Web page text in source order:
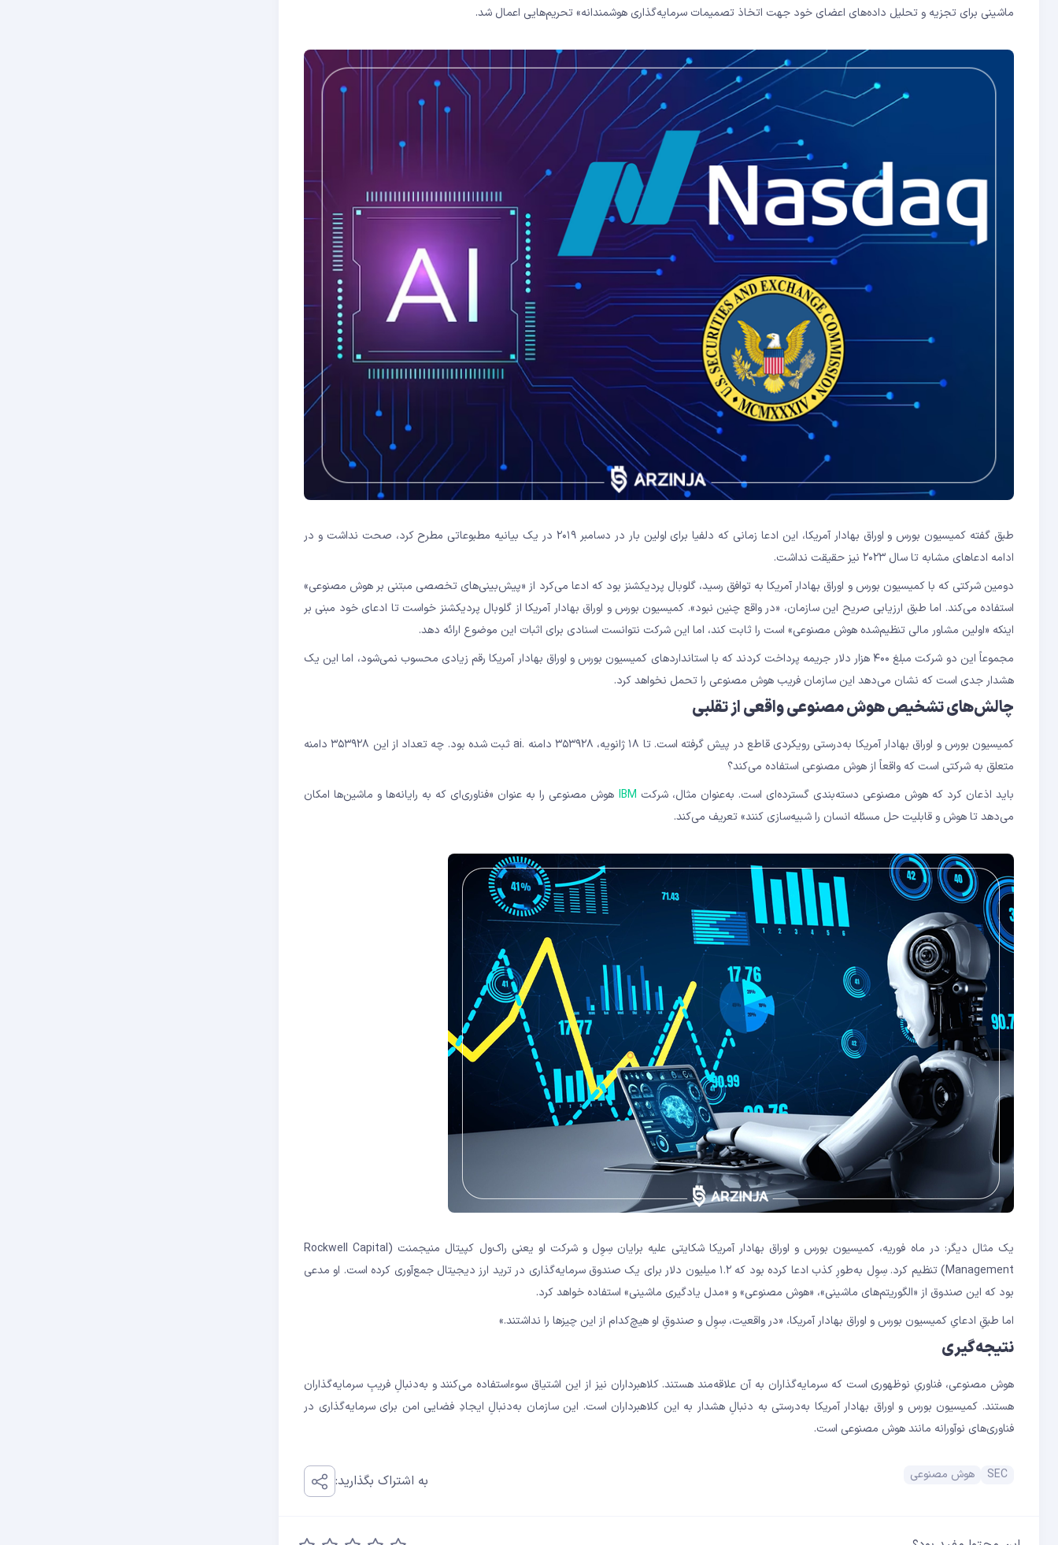
ماشینی برای تجزیه و تحلیل داده‌های اعضای خود جهت اتخاذ تصمیمات سرمایه‌گذاری هوشمندانه» تحریم‌هایی اعمال شد.
طبق گفته کمیسیون بورس و اوراق بهادار آمریکا، این ادعا زمانی که دلفیا برای اولین بار در دسامبر ۲۰۱۹ در یک بیانیه مطبوعاتی مطرح کرد، صحت نداشت و در
ادامه ادعاهای مشابه تا سال ۲۰۲۳ نیز حقیقت نداشت.
دومین شرکتی که با کمیسیون بورس و اوراق بهادار آمریکا به توافق رسید، گلوبال پردیکشنز بود که ادعا می‌کرد از «پیش‌بینی‌های تخصصی مبتنی بر هوش مصنوعی»
استفاده می‌کند. اما طبق ارزیابی صریح این سازمان، «در واقع چنین نبود». کمیسیون بورس و اوراق بهادار آمریکا از گلوبال پردیکشنز خواست تا ادعای خود مبنی بر
اینکه «اولین مشاور مالی تنظیم‌شده هوش مصنوعی» است را ثابت کند، اما این شرکت نتوانست اسنادی برای اثبات این موضوع ارائه دهد.
مجموعاً این دو شرکت مبلغ ۴۰۰ هزار دلار جریمه پرداخت کردند که با استانداردهای کمیسیون بورس و اوراق بهادار آمریکا رقم زیادی محسوب نمی‌شود، اما این یک
هشدار جدی است که نشان می‌دهد این سازمان فریب هوش مصنوعی را تحمل نخواهد کرد.
چالش‌های تشخیص هوش مصنوعی واقعی از تقلبی
کمیسیون بورس و اوراق بهادار آمریکا به‌درستی رویکردی قاطع در پیش گرفته است. تا ۱۸ ژانویه، ۳۵۳۹۲۸ دامنه .ai ثبت شده بود. چه تعداد از این ۳۵۳۹۲۸ دامنه
متعلق به شرکتی است که واقعاً از هوش مصنوعی استفاده می‌کند؟
باید اذعان کرد که هوش مصنوعی دسته‌بندی گسترده‌ای است. به‌عنوان مثال، شرکت IBM هوش مصنوعی را به عنوان «فناوری‌ای که به رایانه‌ها و ماشین‌ها امکان
می‌دهد تا هوش و قابلیت حل مسئله انسان را شبیه‌سازی کنند» تعریف می‌کند.
یک مثال دیگر: در ماه فوریه، کمیسیون بورس و اوراق بهادار آمریکا شکایتی علیه برایان سِوِل و شرکت او یعنی راک‌ول کپیتال منیجمنت (Rockwell Capital
Management) تنظیم کرد. سِوِل به‌طورِ کذب ادعا کرده بود که ۱.۲ میلیون دلار برای یک صندوق سرمایه‌گذاری در ترید ارز دیجیتال جمع‌آوری کرده است. او مدعی
بود که این صندوق از «الگوریتم‌های ماشینی»، «هوش مصنوعی» و «مدل یادگیری ماشینی» استفاده خواهد کرد.
اما طبقِ ادعایِ کمیسیون بورس و اوراق بهادار آمریکا، «در واقعیت، سِوِل و صندوقِ او هیچ‌کدام از این چیزها را نداشتند.»
نتیجه‌گیری
هوش مصنوعی، فناوریِ نوظهوری است که سرمایه‌گذاران به آن علاقه‌مند هستند. کلاهبرداران نیز از این اشتیاق سوءاستفاده می‌کنند و به‌دنبالِ فریبِ سرمایه‌گذاران
هستند. کمیسیون بورس و اوراق بهادار آمریکا به‌درستی به دنبالِ هشدار به این کلاهبرداران است. این سازمان به‌دنبالِ ایجادِ فضایی امن برای سرمایه‌گذاری در
فناوری‌های نوآورانه مانند هوش مصنوعی است.
SEC هوش مصنوعی به اشتراک بگذارید: